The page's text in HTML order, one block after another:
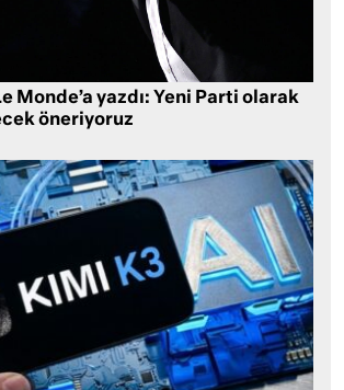
Monde’a yazdı: Yeni Parti olarak
öneriyoruz